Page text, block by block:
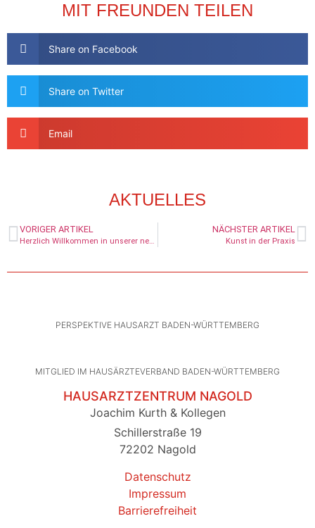
MIT FREUNDEN TEILEN
Share on Facebook
Share on Twitter
Email
AKTUELLES
VORIGER ARTIKEL
Herzlich Willkommen in unserer neuen Praxis in der Schillerstraße 19 in Nagold!
NÄCHSTER ARTIKEL
Kunst in der Praxis
PERSPEKTIVE HAUSARZT BADEN-WÜRTTEMBERG
MITGLIED IM HAUSÄRZTEVERBAND BADEN-WÜRTTEMBERG
HAUSARZTZENTRUM NAGOLD
Joachim Kurth & Kollegen
Schillerstraße 19
72202 Nagold
Datenschutz
Impressum
Barrierefreiheit